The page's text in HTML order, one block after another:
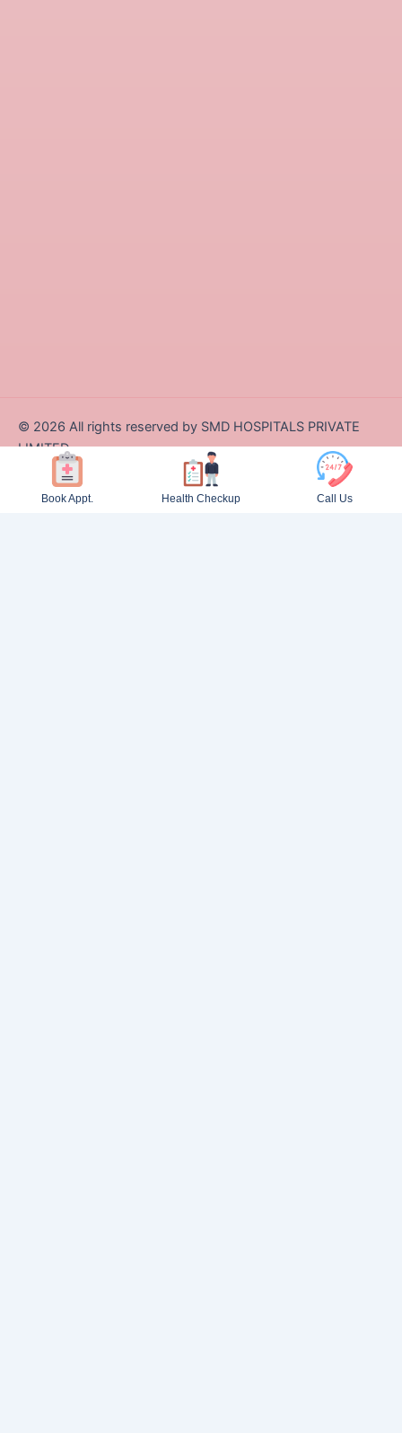
© 2026 All rights reserved by SMD HOSPITALS PRIVATE
LIMITED
Designed and Developed by Zappcode Innovations Pvt. Ltd.
Book Appt. Health Checkup Call Us